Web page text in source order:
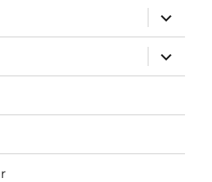
öffnen
öffnen